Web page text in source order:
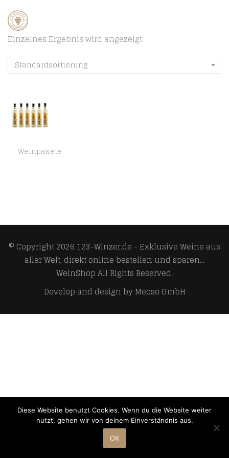
Einzelnes Ergebnis wird angezeigt
Standardsortierung
Weinpakete
© Copyright 2026 123-Winzer.de - Exklusive Weine aus
aller Welt, direkt online bestellen und sparen...
WeinShopAll Rights Reserved.
Develop and design byMeoso GmbH
Diese Website benutzt Cookies. Wenn du die Website weiter
nutzt, gehen wir von deinem Einverständnis aus.
OK